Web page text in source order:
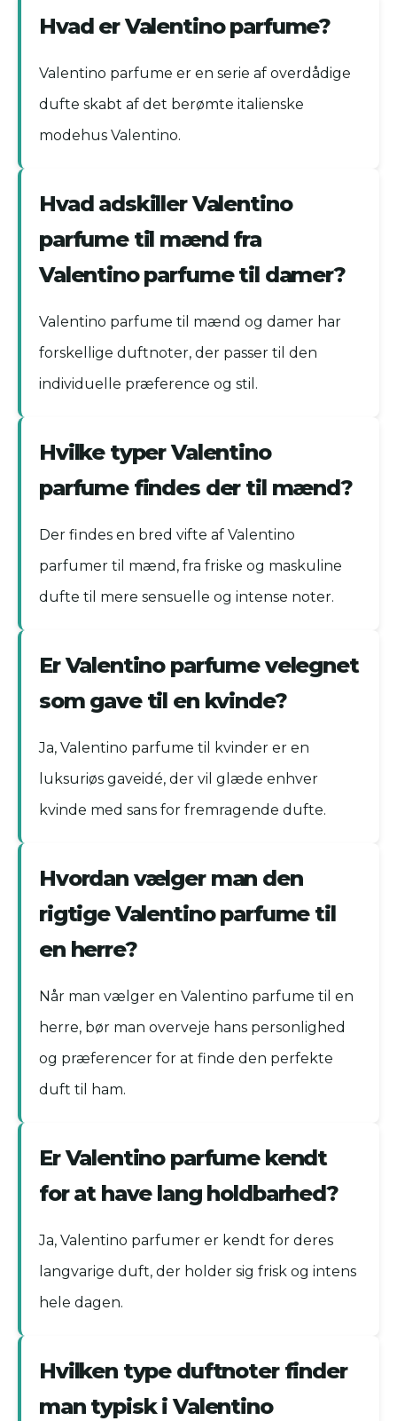
Hvad er Valentino parfume?
Valentino parfume er en serie af overdådige
dufte skabt af det berømte italienske
modehus Valentino.
Hvad adskiller Valentino
parfume til mænd fra
Valentino parfume til damer?
Valentino parfume til mænd og damer har
forskellige duftnoter, der passer til den
individuelle præference og stil.
Hvilke typer Valentino
parfume findes der til mænd?
Der findes en bred vifte af Valentino
parfumer til mænd, fra friske og maskuline
dufte til mere sensuelle og intense noter.
Er Valentino parfume velegnet
som gave til en kvinde?
Ja, Valentino parfume til kvinder er en
luksuriøs gaveidé, der vil glæde enhver
kvinde med sans for fremragende dufte.
Hvordan vælger man den
rigtige Valentino parfume til
en herre?
Når man vælger en Valentino parfume til en
herre, bør man overveje hans personlighed
og præferencer for at finde den perfekte
duft til ham.
Er Valentino parfume kendt
for at have lang holdbarhed?
Ja, Valentino parfumer er kendt for deres
langvarige duft, der holder sig frisk og intens
hele dagen.
Hvilken type duftnoter finder
man typisk i Valentino